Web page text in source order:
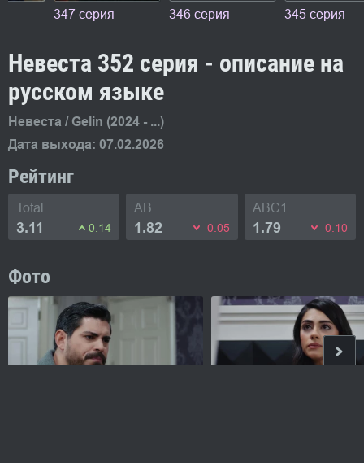
347 серия 346 серия 345 серия
Невеста 352 серия - описание на
русском языке
Невеста / Gelin (2024 - ...)
Дата выхода: 07.02.2026
Рейтинг
Total
3.11 0.14
AB
1.82 -0.05
ABC1
1.79 -0.10
Фото